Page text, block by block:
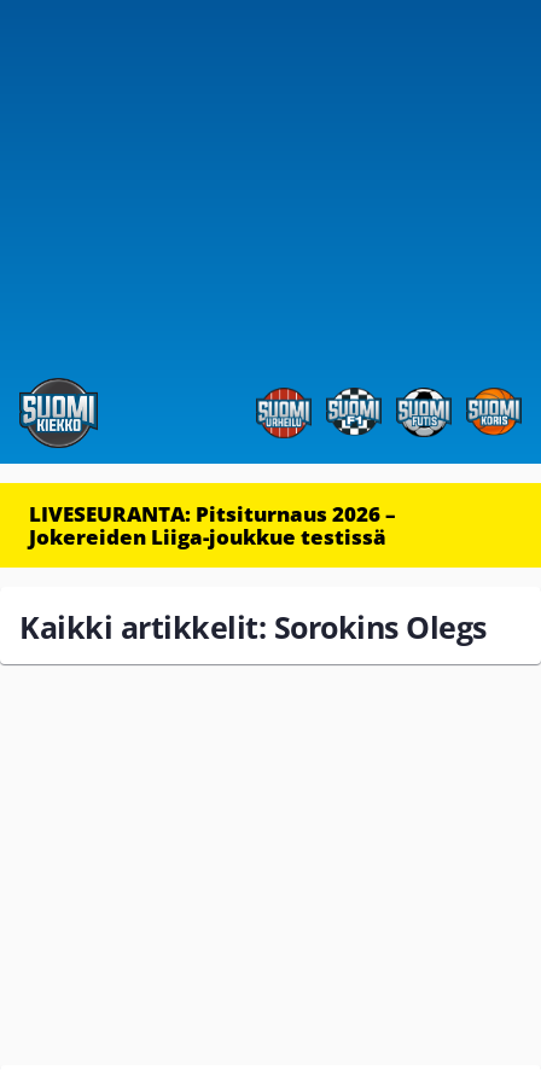
LIVESEURANTA: Pitsiturnaus 2026 –
Jokereiden Liiga-joukkue testissä
Kaikki artikkelit: Sorokins Olegs